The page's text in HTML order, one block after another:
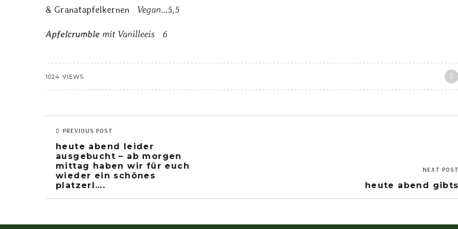
& Granatapfelkernen Vegan…5,5
Apfelcrumble mit Vanilleeis 6
1024 VIEWS
PREVIOUS POST
heute abend leider
ausgebucht – ab morgen
mittag haben wir für euch
wieder ein schönes
platzerl….
NEXT
heute abend